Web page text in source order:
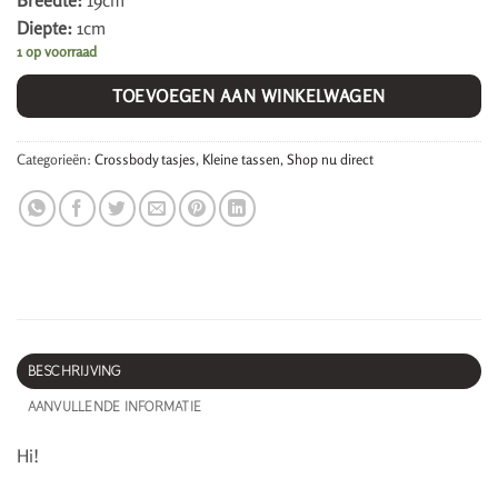
Diepte: 1cm
1 op voorraad
TOEVOEGEN AAN WINKELWAGEN
Categorieën: Crossbody tasjes, Kleine tassen, Shop nu direct
BESCHRIJVING
AANVULLENDE INFORMATIE
Hi!